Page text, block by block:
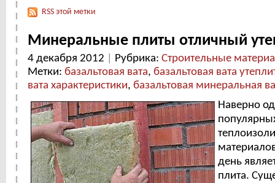
RSS этой метки
Минеральные плиты отличный
4 декабря 2012 Рубрика: Строительные
Метки: базальтовая вата, базальтовая вата
вата характеристики, базальтовая минеральная
Наверно
день
плита.